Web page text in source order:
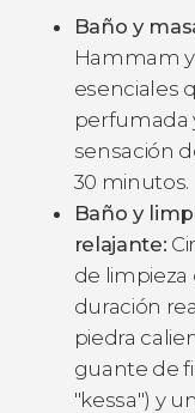
Baño y
Hammam
esenciales
perfumada
sensación
30 minutos.
Baño y
relajante:
de limpieza
duración
piedra
guante de
"kessa") y